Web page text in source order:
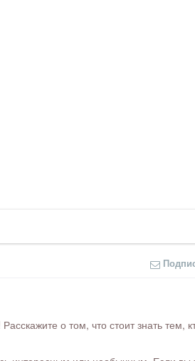
о том, что стоит знать тем,